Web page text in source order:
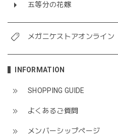
五等分の花嫁
メガニケストアオンライン
INFORMATION
SHOPPING GUIDE
よくあるご質問
メンバーシップページ